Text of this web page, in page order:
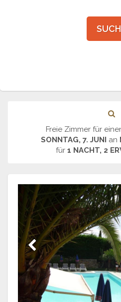
Freie Zimmer für
SONNTAG, 7. JUNI an
für1 NACHT, 2
Previous